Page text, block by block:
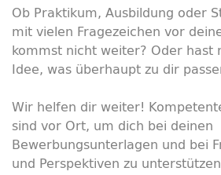
Ob Praktikum, Ausbildung oder
mit vielen Fragezeichen vor
kommst nicht weiter? Oder hast
Idee, was überhaupt zu dir
Wir helfen dir weiter!
sind vor Ort, um dich bei deinen
Bewerbungsunterlagen und bei
und Perspektiven zu